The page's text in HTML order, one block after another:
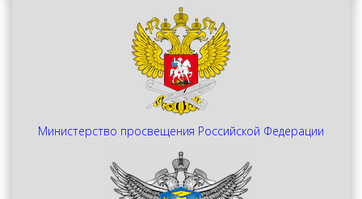
Министерство просвещения Российской Федерации